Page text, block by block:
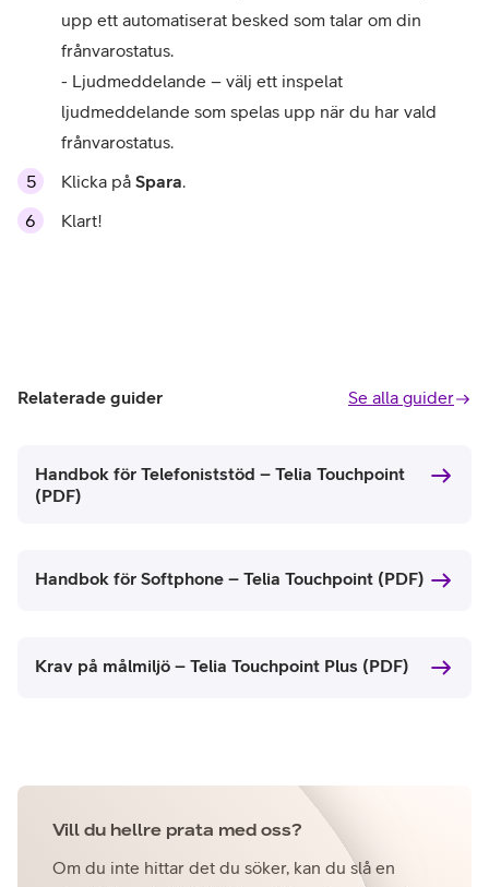
upp ett automatiserat besked som talar om din
frånvarostatus.
- Ljudmeddelande – välj ett inspelat
ljudmeddelande som spelas upp när du har vald
frånvarostatus.
Klicka på Spara.
Klart!
Relaterade guider Se alla guider
Handbok för Telefoniststöd – Telia Touchpoint
(PDF)
Handbok för Softphone – Telia Touchpoint (PDF)
Krav på målmiljö – Telia Touchpoint Plus (PDF)
Vill du hellre prata med oss?
Om du inte hittar det du söker, kan du slå en